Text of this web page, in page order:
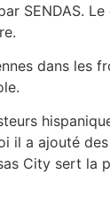
SENDAS.
dans les
il a ajouté
City sert